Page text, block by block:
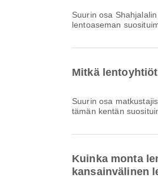
Suurin osa
lentoaseman
Mitkä
Suurin osa
tämän kentän
Kuinka monta
kansainvälinen